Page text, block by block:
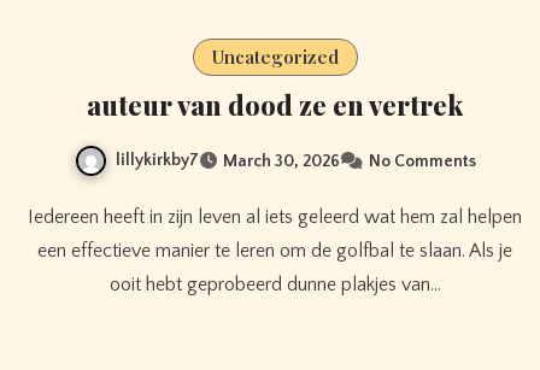
Uncategorized
auteur van dood ze en vertrek
lillykirkby7 March 30, 2026 No Comments
Iedereen heeft in zijn leven al iets geleerd wat hem zal helpen
een effectieve manier te leren om de golfbal te slaan. Als je
ooit hebt geprobeerd dunne plakjes van…